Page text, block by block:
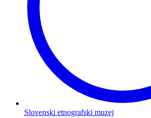
Slovenski etnografski muzej